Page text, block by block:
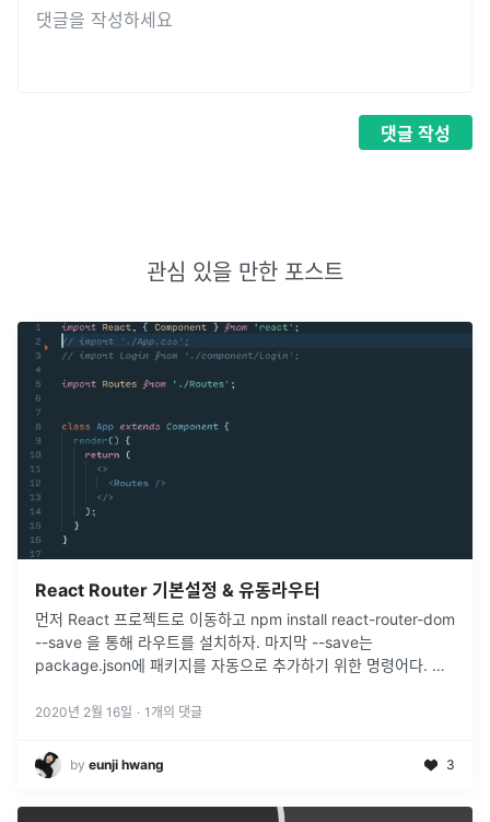
댓글 작성
관심 있을 만한 포스트
React Router 기본설정 & 유동라우터
먼저 React 프로젝트로 이동하고 npm install react-router-dom
--save 을 통해 라우트를 설치하자. 마지막 --save는
package.json에 패키지를 자동으로 추가하기 위한 명령어다. 없
2020년 2월 16일 · 1 개의 댓글
by eunji hwang 3